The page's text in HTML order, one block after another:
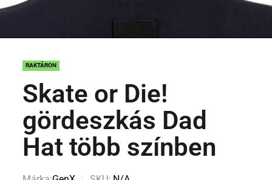
RAKTÁRON
Skate or Die!
gördeszkás Dad
Hat több színben